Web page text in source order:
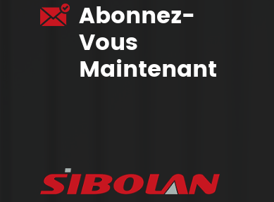
Abonnez-
Vous
Maintenant